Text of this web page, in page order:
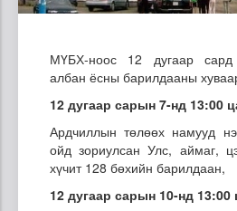
МҮБХ-ноос 12 дугаар сард
албан ёсны барилдааны
12 дугаар сарын 7-нд 13:00
Ардчиллын төлөөх намууд
ойд зориулсан Улс, аймаг,
хүчит 128 бөхийн барилдаан,
12 дугаар сарын 10-нд 13:00